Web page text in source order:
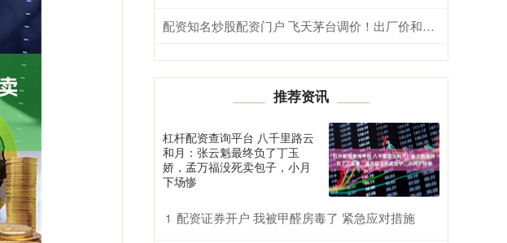
配资知名炒股配资门户 飞天茅台调价！出厂价和零售价都提高了
推荐资讯
杠杆配资查询平台 八千里路云
和月：张云魁最终负了丁玉
娇，孟万福没死卖包子，小月
下场惨
1 配资证券开户 我被甲醛房毒了 紧急应对措施